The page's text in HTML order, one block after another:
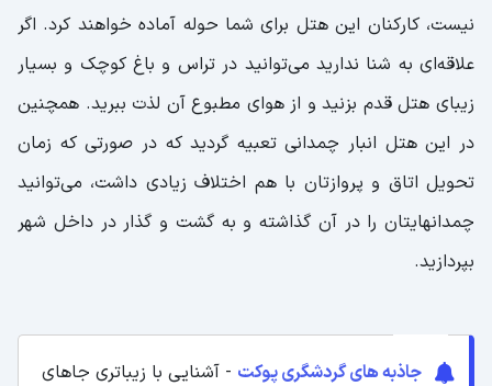
نیست، کارکنان این هتل برای شما حوله آماده خواهند کرد. اگر
علاقه‌ای به شنا ندارید می‌توانید در تراس و باغ کوچک و بسیار
زیبای هتل قدم بزنید و از هوای مطبوع آن لذت ببرید. همچنین
در این هتل انبار چمدانی تعبیه گردید که در صورتی که زمان
تحویل اتاق و پروازتان با هم اختلاف زیادی داشت، می‌توانید
چمدانهایتان را در آن گذاشته و به گشت و ‌گذار در داخل شهر
بپردازید.
جاذبه های گردشگری پوکت - آشنایی با زیباتری جاهای